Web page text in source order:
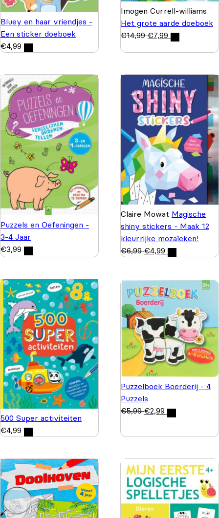
Bluey en haar vriendjes -
Een sticker doeboek
€4,99
Imogen Currell-williams
Het grote aarde doeboek
€14,99 €7,99
Puzzels en Oefeningen -
3-4 Jaar
€3,99
Claire Mowat Magische
shiny stickers - Maak 12
kleurrijke mozaïeken!
€6,99 €4,99
500 Super activiteiten
€4,99
Puzzelboek Boerderij - 4
Puzzels
€5,99 €2,99